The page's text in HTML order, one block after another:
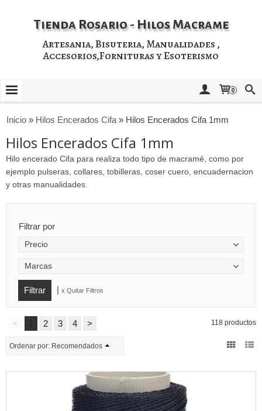
Tienda Rosario - Hilos Macrame
Artesania, Bisuteria, Manualidades ,
Accesorios,Fornituras y Esoterismo
0
Inicio » Hilos Encerados Cifa » Hilos Encerados Cifa 1mm
Hilos Encerados Cifa 1mm
Hilo encerado Cifa para realiza todo tipo de macramé, como por
ejemplo pulseras, collares, tobilleras, coser cuero, encuadernacion
y otras manualidades.
Filtrar por
Precio
Marcas
| x Quitar Filtros
< 2 3 4 > 118 productos
Ordenar por: Recomendados